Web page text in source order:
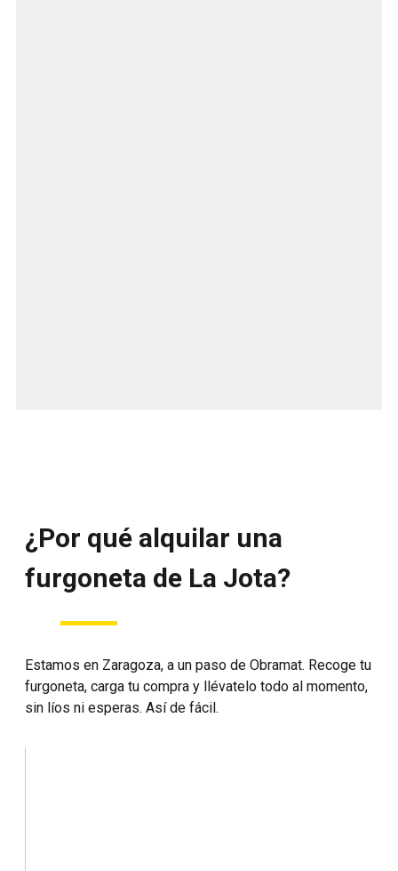
¿Por qué alquilar una
furgoneta de La Jota?
Estamos en Zaragoza, a un paso de Obramat. Recoge tu
furgoneta, carga tu compra y llévatelo todo al momento,
sin líos ni esperas. Así de fácil.